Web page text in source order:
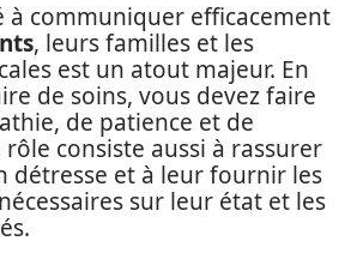
à communiquer efficacement
, leurs familles et les
est un atout majeur. En
de soins, vous devez faire
de patience et de
consiste aussi à rassurer
détresse et à leur fournir les
sur leur état et les